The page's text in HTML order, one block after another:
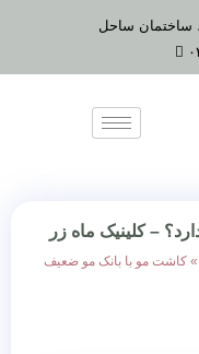
ساختمان ساحل
– کلینیک ماه زر
» کاشت مو با بانک مو ضعیف